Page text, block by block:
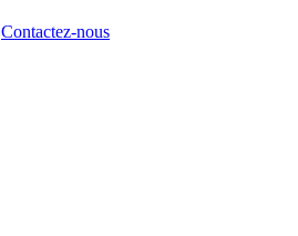
Contactez-nous